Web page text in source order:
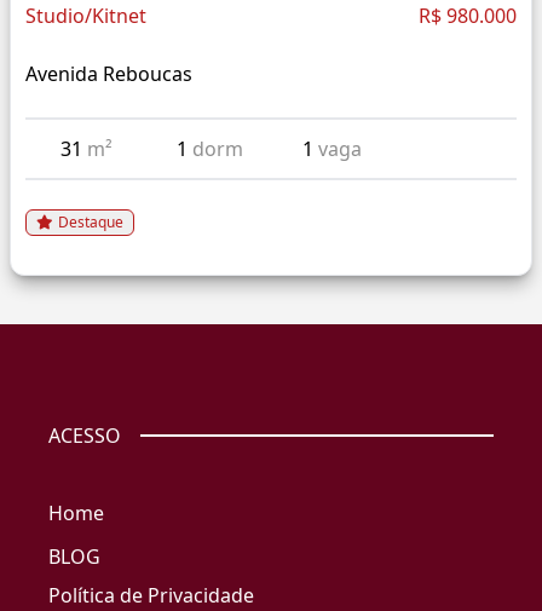
Studio/Kitnet R$ 980.000
Avenida Reboucas
31 m² 1 dorm 1vaga
Destaque
ACESSO
Home
BLOG
Política de Privacidade